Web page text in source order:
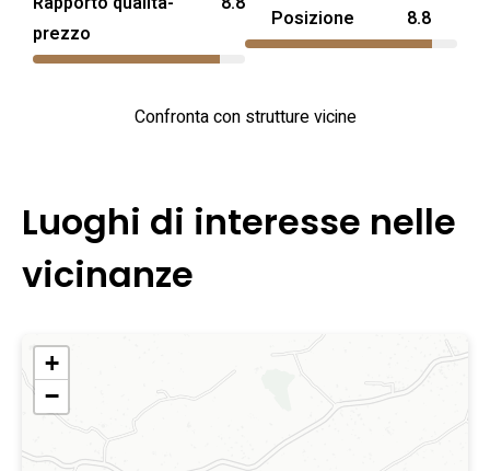
prezzo
Posizione 8.8
Confronta con strutture vicine
Luoghi di interesse nelle
vicinanze
+
−